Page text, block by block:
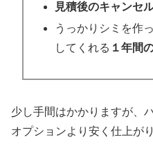
見積後のキャンセ
うっかりシミを作
してくれる １年間
少し手間はかかりますが、
オプションより安く仕上がり